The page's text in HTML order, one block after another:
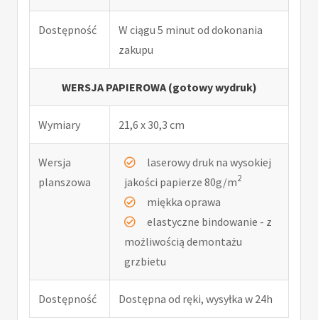
Dostępność
W ciągu 5 minut od dokonania
zakupu
WERSJA PAPIEROWA (gotowy wydruk)
Wymiary 21,6 x 30,3 cm
Wersja
planszowa
laserowy druk na wysokiej
jakości papierze 80g/m2
miękka oprawa
elastyczne bindowanie - z
możliwością demontażu
grzbietu
Dostępność Dostępna od ręki, wysyłka w 24h